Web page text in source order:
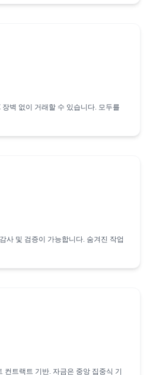
벽 없이 거래할 수 있습니다. 모두를
사 및 검증이 가능합니다. 숨겨진 작업
컨트랙트 기반. 자금은 중앙 집중식 기